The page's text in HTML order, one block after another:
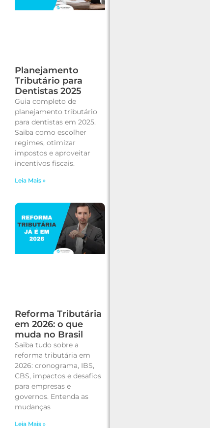
Planejamento
Tributário para
Dentistas 2025
Guia completo de
planejamento tributário
para dentistas em 2025.
Saiba como escolher
regimes, otimizar
impostos e aproveitar
incentivos fiscais.
Leia Mais »
Reforma Tributária
em 2026: o que
muda no Brasil
Saiba tudo sobre a
reforma tributária em
2026: cronograma, IBS,
CBS, impactos e desafios
para empresas e
governos. Entenda as
mudanças
Leia Mais »